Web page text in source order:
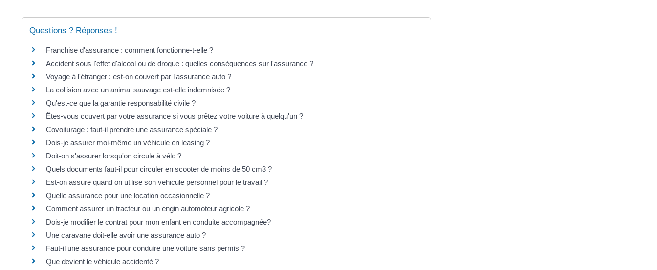
Questions ? Réponses !
Franchise d'assurance : comment fonctionne-t-elle ?
Accident sous l'effet d'alcool ou de drogue : quelles conséquences sur l'assurance ?
Voyage à l'étranger : est-on couvert par l'assurance auto ?
La collision avec un animal sauvage est-elle indemnisée ?
Qu'est-ce que la garantie responsabilité civile ?
Êtes-vous couvert par votre assurance si vous prêtez votre voiture à quelqu'un ?
Covoiturage : faut-il prendre une assurance spéciale ?
Dois-je assurer moi-même un véhicule en leasing ?
Doit-on s'assurer lorsqu'on circule à vélo ?
Quels documents faut-il pour circuler en scooter de moins de 50 cm3 ?
Est-on assuré quand on utilise son véhicule personnel pour le travail ?
Quelle assurance pour une location occasionnelle ?
Comment assurer un tracteur ou un engin automoteur agricole ?
Dois-je modifier le contrat pour mon enfant en conduite accompagnée?
Une caravane doit-elle avoir une assurance auto ?
Faut-il une assurance pour conduire une voiture sans permis ?
Que devient le véhicule accidenté ?